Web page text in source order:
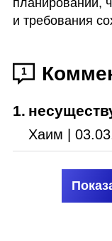
планировании,
и требования
1
1.
Хаим